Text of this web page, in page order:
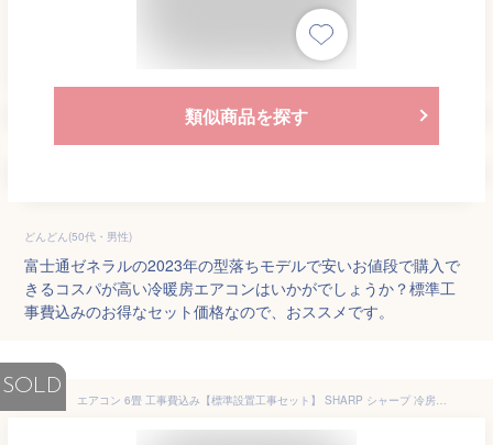
類似商品を探す
どんどん(50代・男性)
富士通ゼネラルの2023年の型落ちモデルで安いお値段で購入で
きるコスパが高い冷暖房エアコンはいかがでしょうか？標準工
事費込みのお得なセット価格なので、おススメです。
SOLD
エアコン 6畳 工事費込み【標準設置工事セット】 SHARP シャープ 冷房 暖房 冷暖房 AY-R22D-W ホワイト系 R-Dシリーズ 2023年モデル 冷暖房 安心保証 全国工事 省エネ エクプラ特選 airRCP【楽天リフォーム認定商品】 工事込み